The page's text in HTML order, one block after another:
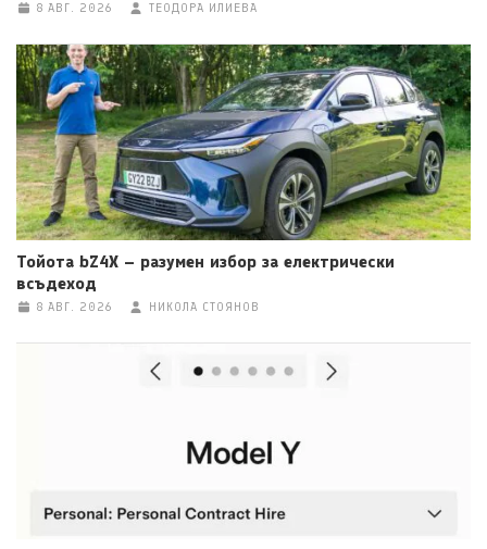
8 АВГ. 2026 ТЕОДОРА ИЛИЕВА
Тойота bZ4X – разумен избор за електрически
всъдеход
8 АВГ. 2026 НИКОЛА СТОЯНОВ